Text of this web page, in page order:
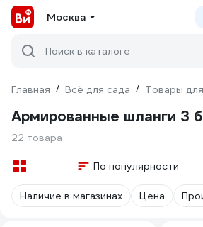
Москва
Поиск в каталоге
Главная / Всё для сада / Товары
Армированные шланги 3
22 товара
По популярности
Наличие в магазинах Цена